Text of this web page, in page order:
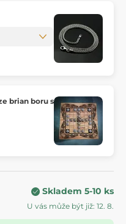
brian boru s
Skladem 5-10 ks
U vás může být již: 12. 8.